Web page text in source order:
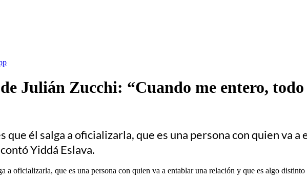
Julián Zucchi: “Cuando me entero, todo
que él salga a oficializarla, que es una persona con quien va
Yiddá Eslava.